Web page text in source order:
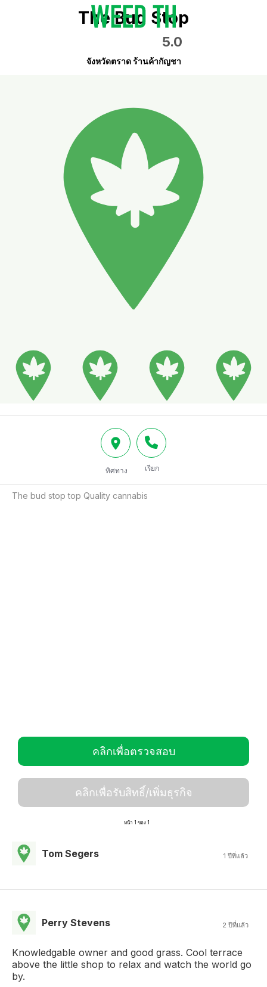
The Bud Stop
5.0
จังหวัดตราด ร้านค้ากัญชา
ทิศทาง เรียก
The bud stop top Quality cannabis
คลิกเพื่อตรวจสอบ
คลิกเพื่อรับสิทธิ์/เพิ่มธุรกิจ
หน้า 1 ของ 1
Tom Segers 1 ปีที่แล้ว
Perry Stevens 2 ปีที่แล้ว
Knowledgable owner and good grass. Cool terrace
above the little shop to relax and watch the world go
by.